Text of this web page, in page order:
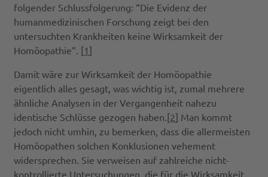
folgender Schlussfolgerung: “Die Evidenz der
humanmedizinischen Forschung zeigt bei den
untersuchten Krankheiten keine Wirksamkeit der
Homöopathie”. [1]
Damit wäre zur Wirksamkeit der Homöopathie
eigentlich alles gesagt, was wichtig ist, zumal mehrere
ähnliche Analysen in der Vergangenheit nahezu
identische Schlüsse gezogen haben.[2] Man kommt
jedoch nicht umhin, zu bemerken, dass die allermeisten
Homöopathen solchen Konklusionen vehement
widersprechen. Sie verweisen auf zahlreiche nicht-
kontrollierte Untersuchungen, die für die Wirksamkeit